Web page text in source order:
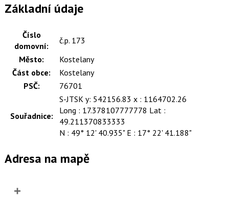
Základní údaje
Číslo
domovní:
č.p. 173
Město:
Kostelany
Část obce:
Kostelany
PSČ:
76701
Souřadnice:
S-JTSK y: 542156.83 x : 1164702.26
Long : 17.378107777778 Lat :
49.211370833333
N : 49° 12' 40.935" E : 17° 22' 41.188"
Adresa na mapě
+